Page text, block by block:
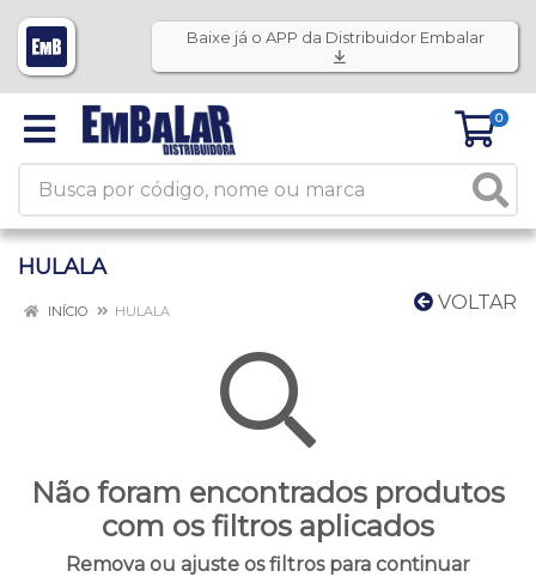
Baixe já o APP da Distribuidor Embalar
0
HULALA
VOLTAR
INÍCIO HULALA
Não foram encontrados produtos
com os filtros aplicados
Remova ou ajuste os filtros para continuar